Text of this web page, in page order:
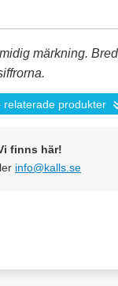
märkning.
relaterade produkter
finns här!
info@kalls.se